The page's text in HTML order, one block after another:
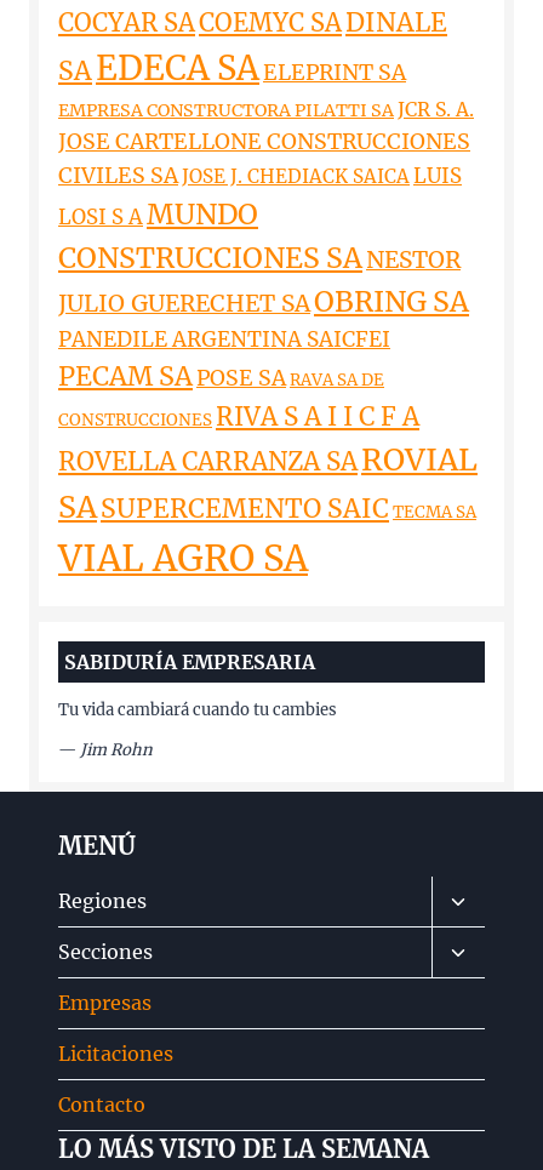
COCYAR SACOEMYC SADINALE
SAEDECA SAELEPRINT SA
EMPRESA CONSTRUCTORA PILATTI SAJCR S. A.
JOSE CARTELLONE CONSTRUCCIONES
CIVILES SAJOSE J. CHEDIACK SAICALUIS
LOSI S AMUNDO
CONSTRUCCIONES SANESTOR
JULIO GUERECHET SAOBRING SA
PANEDILE ARGENTINA SAICFEI
PECAM SAPOSE SARAVA SA DE
CONSTRUCCIONES RIVA S A I I C F A
ROVELLA CARRANZA SAROVIAL
SASUPERCEMENTO SAIC TECMA SA
VIAL AGRO SA
SABIDURÍA EMPRESARIA
Tu vida cambiará cuando tu cambies
— Jim Rohn
MENÚ
Regiones
Alternar
menú
hijo
Secciones
Alternar
menú
Empresas
Licitaciones
Contacto
LO MÁS VISTO DE LA SEMANA